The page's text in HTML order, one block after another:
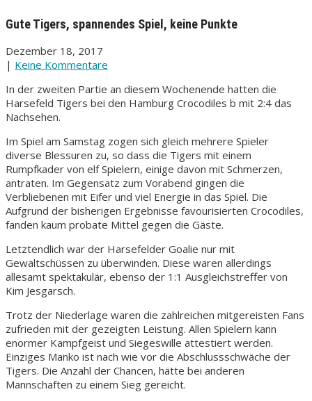
Gute Tigers, spannendes Spiel, keine Punkte
Dezember 18, 2017
| Keine Kommentare
In der zweiten Partie an diesem Wochenende hatten die
Harsefeld Tigers bei den Hamburg Crocodiles b mit 2:4 das
Nachsehen.
Im Spiel am Samstag zogen sich gleich mehrere Spieler
diverse Blessuren zu, so dass die Tigers mit einem
Rumpfkader von elf Spielern, einige davon mit Schmerzen,
antraten. Im Gegensatz zum Vorabend gingen die
Verbliebenen mit Eifer und viel Energie in das Spiel. Die
Aufgrund der bisherigen Ergebnisse favourisierten Crocodiles,
fanden kaum probate Mittel gegen die Gäste.
Letztendlich war der Harsefelder Goalie nur mit
Gewaltschüssen zu überwinden. Diese waren allerdings
allesamt spektakulär, ebenso der 1:1 Ausgleichstreffer von
Kim Jesgarsch.
Trotz der Niederlage waren die zahlreichen mitgereisten Fans
zufrieden mit der gezeigten Leistung. Allen Spielern kann
enormer Kampfgeist und Siegeswille attestiert werden.
Einziges Manko ist nach wie vor die Abschlussschwäche der
Tigers. Die Anzahl der Chancen, hätte bei anderen
Mannschaften zu einem Sieg gereicht.